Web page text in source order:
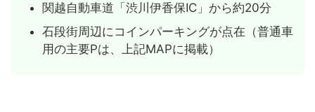
関越自動車道「渋川伊香保IC」から約20分
石段街周辺にコインパーキングが点在（普通車
用の主要Pは、上記MAPに掲載）